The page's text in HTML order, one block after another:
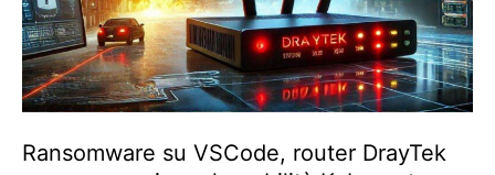
Ransomware su VSCode, router DrayTek